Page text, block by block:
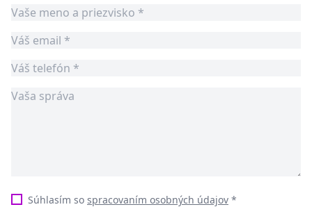
Súhlasím so spracovaním osobných údajov *